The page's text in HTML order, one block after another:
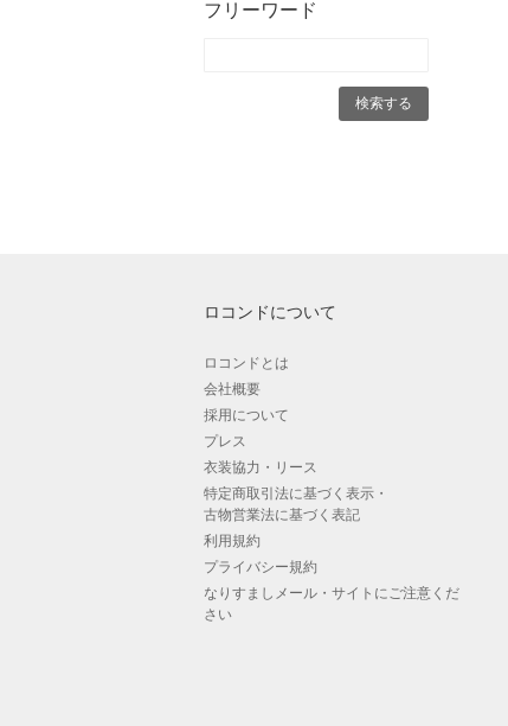
フリーワード
ロコンドについて
ロコンドとは
会社概要
採用について
プレス
衣装協力・リース
特定商取引法に基づく表示・
古物営業法に基づく表記
利用規約
プライバシー規約
なりすましメール・サイトにご注意くだ
さい